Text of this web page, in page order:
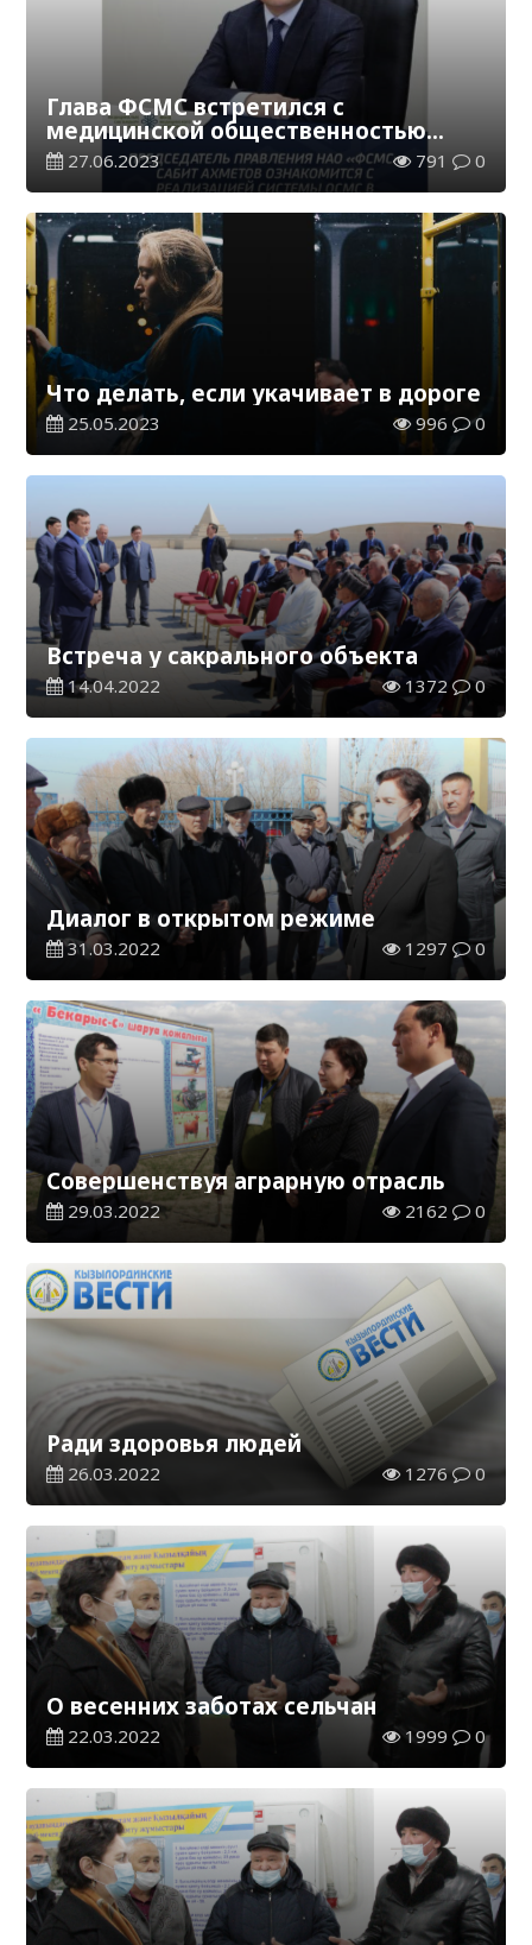
Глава ФСМС встретился с
медицинской общественностью
Павлодарской области
27.06.2023 791 0
Что делать, если укачивает в дороге
25.05.2023 996 0
Встреча у сакрального объекта
14.04.2022 1372 0
Диалог в открытом режиме
31.03.2022 1297 0
Совершенствуя аграрную отрасль
29.03.2022 2162 0
Ради здоровья людей
26.03.2022 1276 0
О весенних заботах сельчан
22.03.2022 1999 0